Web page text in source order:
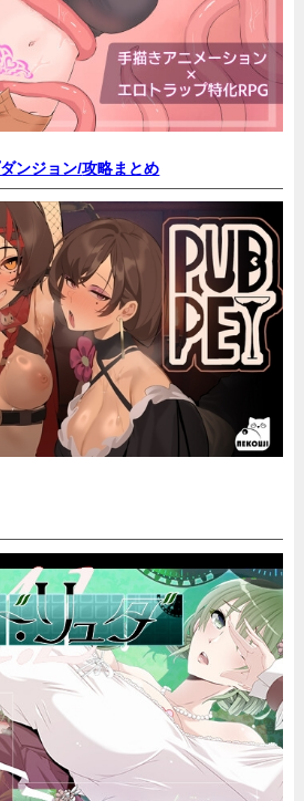
ンジョン/攻略まとめ